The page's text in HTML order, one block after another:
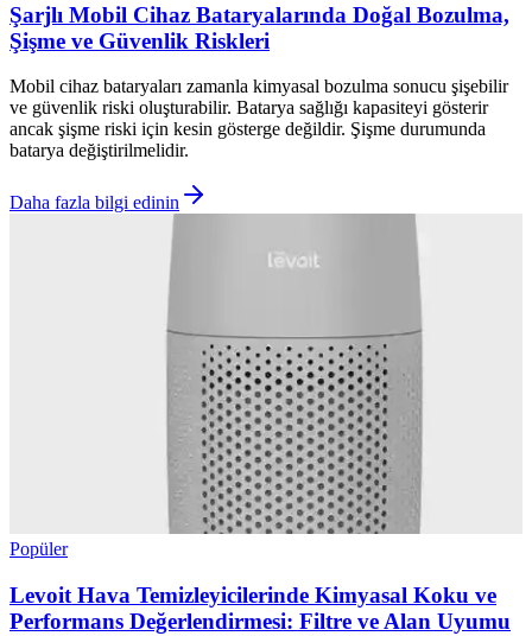
Şarjlı Mobil Cihaz Bataryalarında Doğal Bozulma,
Şişme ve Güvenlik Riskleri
Mobil cihaz bataryaları zamanla kimyasal bozulma sonucu şişebilir
ve güvenlik riski oluşturabilir. Batarya sağlığı kapasiteyi gösterir
ancak şişme riski için kesin gösterge değildir. Şişme durumunda
batarya değiştirilmelidir.
Daha fazla bilgi edinin
Popüler
Levoit Hava Temizleyicilerinde Kimyasal Koku ve
Performans Değerlendirmesi: Filtre ve Alan Uyumu